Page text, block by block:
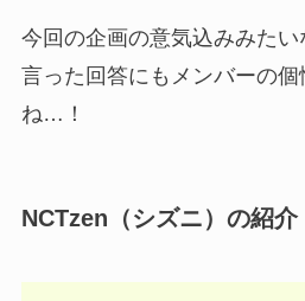
今回の企画の意気込みみたい
言った回答にもメンバーの個
ね…！
NCTzen（シズニ）の紹介